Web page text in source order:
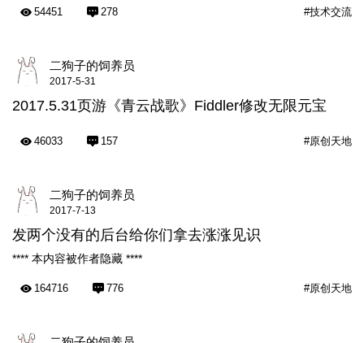
#技术交流
54451 278
二狗子的饲养员
2017-5-31
2017.5.31页游《青云战歌》Fiddler修改无限元宝
#原创天地
46033 157
二狗子的饲养员
2017-7-13
发两个没有的后台给你们拿去涨涨见识
**** 本内容被作者隐藏 ****
#原创天地
164716 776